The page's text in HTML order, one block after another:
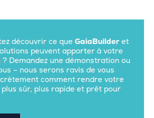
découvrir ce que GaiaBuilder et
peuvent apporter à votre
Demandez une démonstration ou
– nous serons ravis de vous
comment rendre votre
plus sûr, plus rapide et prêt pour